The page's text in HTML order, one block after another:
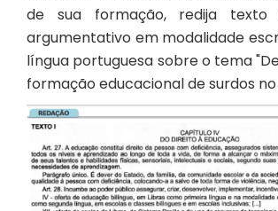
de sua formação, redija texto
argumentativo em modalidade
língua portuguesa sobre o tema
formação educacional de surdos no